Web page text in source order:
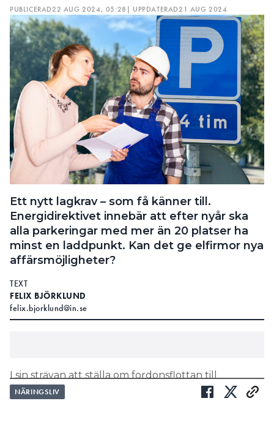
PUBLICERAD22 AUG 2024, 05:28 | UPPDATERAD21 AUG 2024
Ett nytt lagkrav – som få känner till.
Energidirektivet innebär att efter nyår ska
alla parkeringar med mer än 20 platser ha
minst en laddpunkt. Kan det ge elfirmor nya
affärsmöjligheter?
TEXT
FELIX BJÖRKLUND
felix.bjorklund@in.se
I sin strävan att ställa om fordonsflottan till
elektrifierat har EU tagit flera steg. Ett sådant är
NÄRINGSLIV